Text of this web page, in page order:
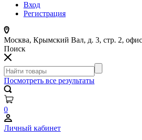
Вход
Регистрация
Москва, Крымский Вал, д. 3, стр. 2,
Поиск
Посмотреть все результаты
0
Личный кабинет